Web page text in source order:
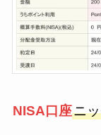
NISA口 座ニ